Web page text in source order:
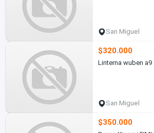
San Miguel
$320.000
Linterna wuben a9
San Miguel
$350.000